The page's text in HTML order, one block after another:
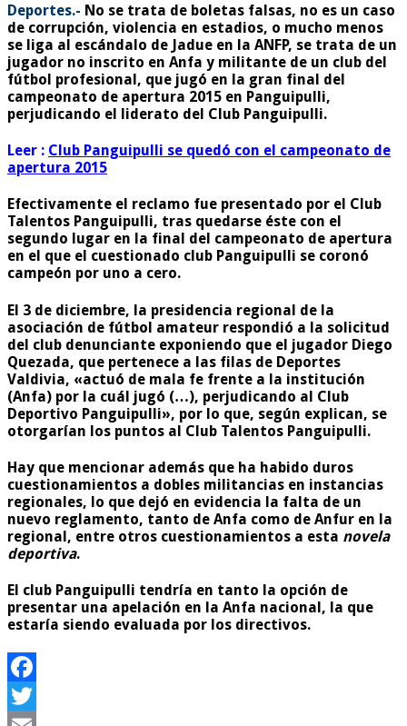
Deportes.- No se trata de boletas falsas, no es un caso
de corrupción, violencia en estadios, o mucho menos
se liga al escándalo de Jadue en la ANFP, se trata de un
jugador no inscrito en Anfa y militante de un club del
fútbol profesional, que jugó en la gran final del
campeonato de apertura 2015 en Panguipulli,
perjudicando el liderato del Club Panguipulli.
Leer : Club Panguipulli se quedó con el campeonato de
apertura 2015
Efectivamente el reclamo fue presentado por el Club
Talentos Panguipulli, tras quedarse éste con el
segundo lugar en la final del campeonato de apertura
en el que el cuestionado club Panguipulli se coronó
campeón por uno a cero.
El 3 de diciembre, la presidencia regional de la
asociación de fútbol amateur respondió a la solicitud
del club denunciante exponiendo que el jugador Diego
Quezada, que pertenece a las filas de Deportes
Valdivia, «actuó de mala fe frente a la institución
(Anfa) por la cuál jugó (…), perjudicando al Club
Deportivo Panguipulli», por lo que, según explican, se
otorgarían los puntos al Club Talentos Panguipulli.
Hay que mencionar además que ha habido duros
cuestionamientos a dobles militancias en instancias
regionales, lo que dejó en evidencia la falta de un
nuevo reglamento, tanto de Anfa como de Anfur en la
regional, entre otros cuestionamientos a esta novela
deportiva.
El club Panguipulli tendría en tanto la opción de
presentar una apelación en la Anfa nacional, la que
estaría siendo evaluada por los directivos.
Facebook